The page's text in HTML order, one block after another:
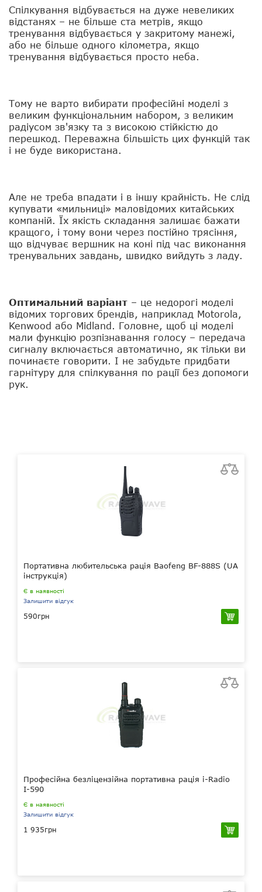
Спілкування відбувається на дуже невеликих
відстанях – не більше ста метрів, якщо
тренування відбувається у закритому манежі,
або не більше одного кілометра, якщо
тренування відбувається просто неба.
Тому не варто вибирати професійні моделі з
великим функціональним набором, з великим
радіусом зв'язку та з високою стійкістю до
перешкод. Переважна більшість цих функцій так
і не буде використана.
Але не треба впадати і в іншу крайність. Не слід
купувати «мильниці» маловідомих китайських
компаній. Їх якість складання залишає бажати
кращого, і тому вони через постійно трясіння,
що відчуває вершник на коні під час виконання
тренувальних завдань, швидко вийдуть з ладу.
Оптимальний варіант – це недорогі моделі
відомих торгових брендів, наприклад Motorola,
Kenwood або Midland. Головне, щоб ці моделі
мали функцію розпізнавання голосу – передача
сигналу включається автоматично, як тільки ви
починаєте говорити. І не забудьте придбати
гарнітуру для спілкування по рації без допомоги
рук.
Портативна любительська рація Baofeng BF-888S (UA
інструкція)
Є в наявності
Залишити відгук
590грн
Професійна безліцензійна портативна рація i-Radio
I-590
Є в наявності
Залишити відгук
1 935грн